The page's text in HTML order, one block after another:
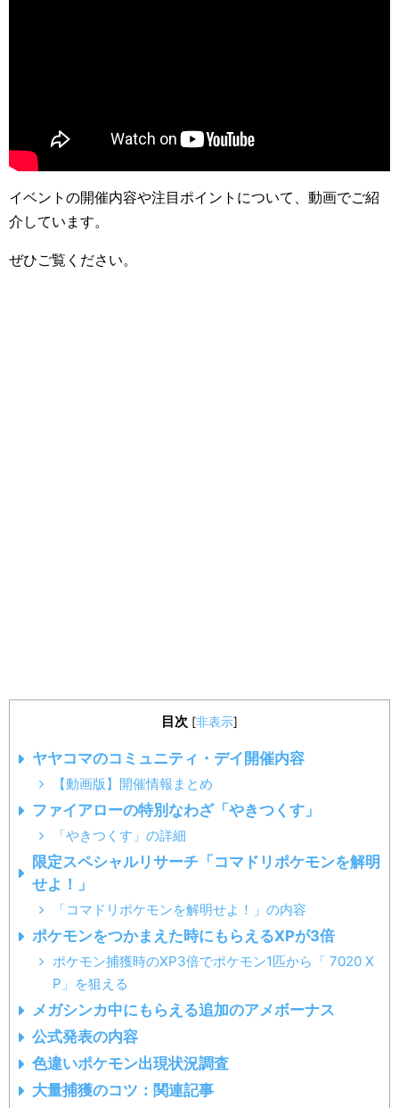
イベントの開催内容や注目ポイントについて、動画でご紹
介しています。
ぜひご覧ください。
目次 [非表示]
ヤヤコマのコミュニティ・デイ開催内容
【動画版】開催情報まとめ
ファイアローの特別なわざ「やきつくす」
「やきつくす」の詳細
限定スペシャルリサーチ「コマドリポケモンを解明
せよ！」
「コマドリポケモンを解明せよ！」の内容
ポケモンをつかまえた時にもらえるXPが3倍
ポケモン捕獲時のXP3倍でポケモン1匹から「 7020 X
P」を狙える
メガシンカ中にもらえる追加のアメボーナス
公式発表の内容
色違いポケモン出現状況調査
大量捕獲のコツ：関連記事